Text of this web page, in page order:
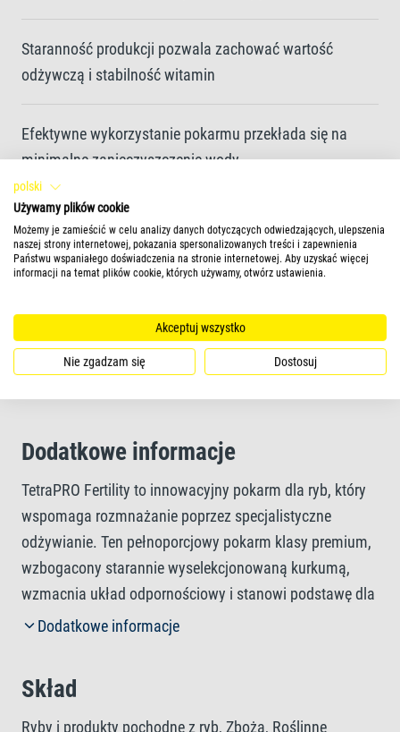
Staranność produkcji pozwala zachować wartość
odżywczą i stabilność witamin
Efektywne wykorzystanie pokarmu przekłada się na
minimalne zanieczyszczenie wody
Unikalna receptura i wysokiej jakości składniki bez
barwników i konserwantów wspomagają prawidłowy
wzrost
Forma pokarmu
Dodatkowe informacje
TetraPRO Fertility to innowacyjny pokarm dla ryb, który
wspomaga rozmnażanie poprzez specjalistyczne
odżywianie. Ten pełnoporcjowy pokarm klasy premium,
wzbogacony starannie wyselekcjonowaną kurkumą,
wzmacnia układ odpornościowy i stanowi podstawę dla
doskonałej jakości ikry i energicznego rozwoju larw.
to przekształca się w białka żółtka, które są
magazynowane w jaju, odżywiając i chroniąc zarodek.
Dodatkowe informacje
Skład
Ryby i produkty pochodne z ryb, Zboża, Roślinne
polski
Używamy plików cookie
Możemy je zamieścić w celu analizy danych dotyczących odwiedzających, ulepszenia
naszej strony internetowej, pokazania spersonalizowanych treści i zapewnienia
Państwu wspaniałego doświadczenia na stronie internetowej. Aby uzyskać więcej
informacji na temat plików cookie, których używamy, otwórz ustawienia.
Akceptuj wszystko
Nie zgadzam się Dostosuj